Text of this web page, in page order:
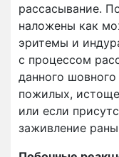
рассасывание.
наложены как
эритемы и
с процессом
данного
пожилых,
или если
заживление